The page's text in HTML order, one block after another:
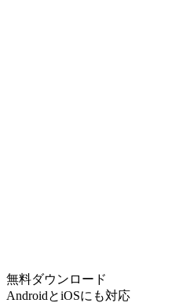
無料ダウンロード
AndroidとiOSにも対応